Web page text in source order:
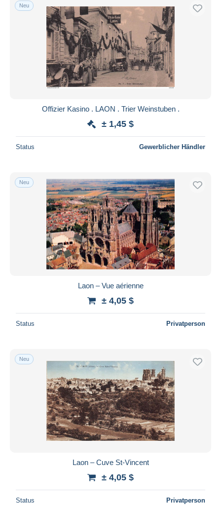
Neu
Offizier Kasino . LAON . Trier Weinstuben .
± 1,45 $
Status Gewerblicher Händler
Neu
Laon – Vue aérienne
± 4,05 $
Status Privatperson
Neu
Laon – Cuve St-Vincent
± 4,05 $
Status Privatperson